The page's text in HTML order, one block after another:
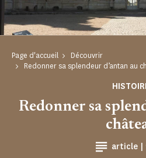
Page d'accueil
Découvrir
Redonner sa splendeur d’antan au
article |
Redonner sa